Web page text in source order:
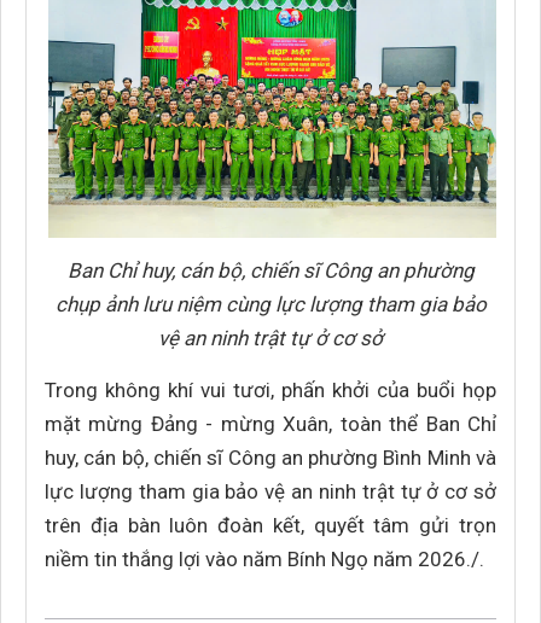
Ban Chỉ huy, cán bộ, chiến sĩ Công an phường
chụp ảnh lưu niệm cùng lực lượng tham gia bảo
vệ an ninh trật tự ở cơ sở
Trong không khí vui tươi, phấn khởi của buổi họp
mặt mừng Đảng - mừng Xuân, toàn thể Ban Chỉ
huy, cán bộ, chiến sĩ Công an phường Bình Minh và
lực lượng tham gia bảo vệ an ninh trật tự ở cơ sở
trên địa bàn luôn đoàn kết, quyết tâm gửi trọn
niềm tin thắng lợi vào năm Bính Ngọ năm 2026./.